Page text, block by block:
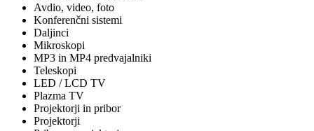
Avdio, video, foto
Konferenčni sistemi
Daljinci
Mikroskopi
MP3 in MP4 predvajalniki
Teleskopi
LED / LCD TV
Plazma TV
Projektorji in pribor
Projektorji